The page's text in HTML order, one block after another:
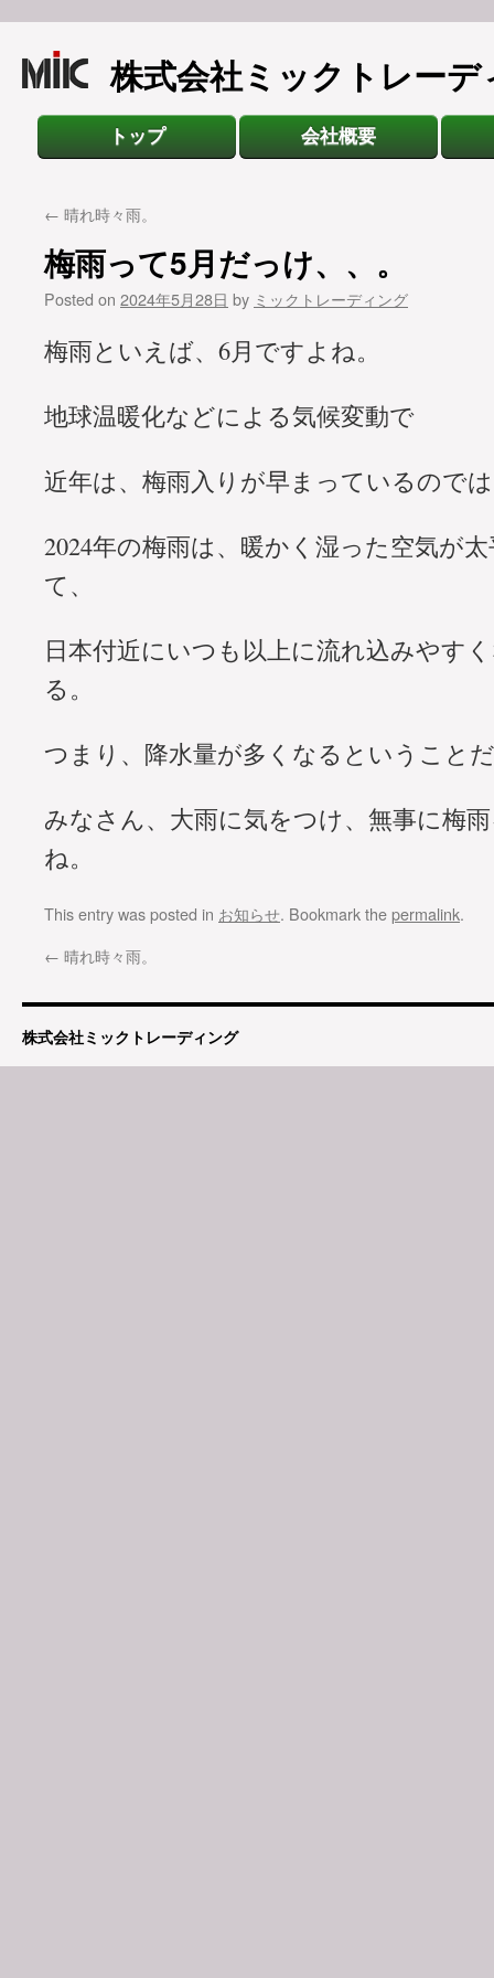
株式会社ミックトレーデ
トップ 会社概要
← 晴れ時々雨。
梅雨って5月だっけ、、。
Posted on 2024年5月28日 by ミックトレーディング
梅雨といえば、6月ですよね。
地球温暖化などによる気候変動で
近年は、梅雨入りが早まっているので
2024年の梅雨は、暖かく湿った空気が
て、
日本付近にいつも以上に流れ込みやす
る。
つまり、降水量が多くなるということ
みなさん、大雨に気をつけ、無事に梅
ね。
This entry was posted in お知らせ. Bookmark thepermalink.
← 晴れ時々雨。
株式会社ミックトレーディング